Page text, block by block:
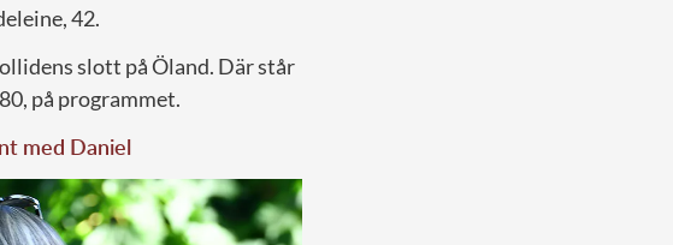
42.
slott på Öland. Där står
på programmet.
med Daniel